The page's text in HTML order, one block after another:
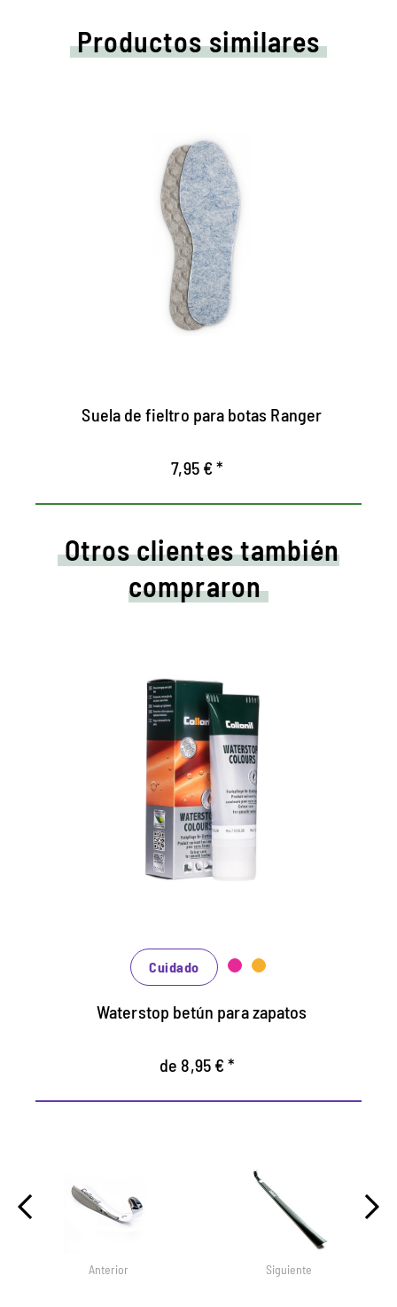
Productos similares
Para botas de goma y
zapatos de trabajo.
Protección óptima de refrigeración y
El vellón asegura un calor agradable.
Suela de fieltro para botas Ranger
7,95 € *
Otros clientes también
compraron
Cuidados de colores y
crema impermeabilizadora.
Mantiene todos los materiales lisos de
cuero y de alta tecnología con efecto de
impermeabilización.
Cuidado
Waterstop betún para zapatos
de 8,95 € *
Anterior Siguiente